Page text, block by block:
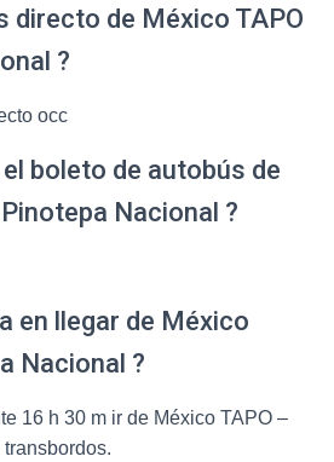
directo de México TAPO
?
occ
boleto de autobús de
Nacional ?
en llegar de México
Nacional ?
16 h 30 m ir de México TAPO –